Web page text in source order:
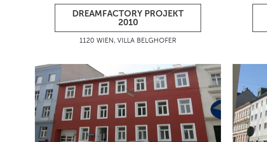
DREAMFACTORY PROJEKT
2010
1120 WIEN, VILLA BELGHOFER